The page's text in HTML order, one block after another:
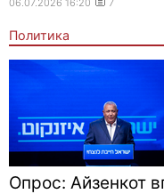
Политика
Опрос: Айзенкот